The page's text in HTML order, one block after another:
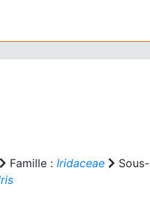
Famille : Iridaceae
Sous-